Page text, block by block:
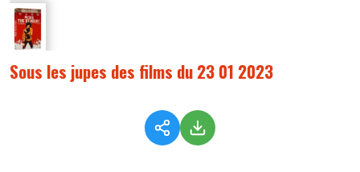
Sous les jupes des films du 23 01 2023